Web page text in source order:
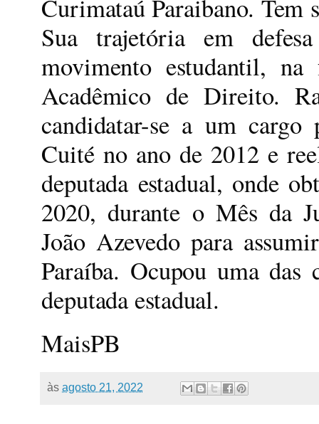
Curimataú Paraibano. Tem
Sua trajetória em
movimento estudantil,
Acadêmico de Direito.
candidatar-se a um
Cuité no ano de 2012 e
deputada estadual, onde
2020, durante o Mês da
João Azevedo para
Paraíba. Ocupou uma das
deputada estadual.
MaisPB
às agosto 21, 2022